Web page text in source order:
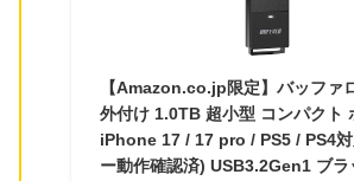
【Amazon.co.jp限定】バッファ
外付け 1.0TB 超小型 コンパクト
iPhone 17 / 17 pro / PS5 / PS4
ー動作確認済) USB3.2Gen1 ブラ